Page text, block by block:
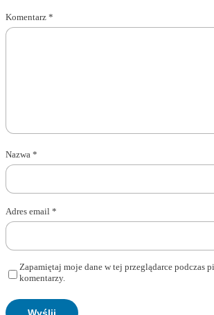
Komentarz *
Nazwa *
Adres email *
Zapamiętaj moje dane w tej przeglądarce podczas
komentarzy.